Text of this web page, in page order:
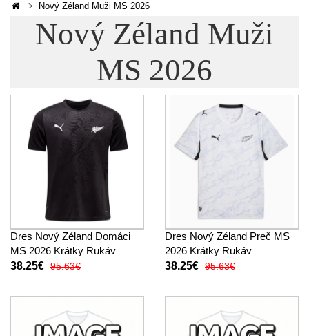
Nový Zéland Muži MS 2026
Nový Zéland Muži
MS 2026
Dres Nový Zéland Domáci
MS 2026 Krátky Rukáv
38.25€ 95.63€
Dres Nový Zéland Preč MS
2026 Krátky Rukáv
38.25€ 95.63€